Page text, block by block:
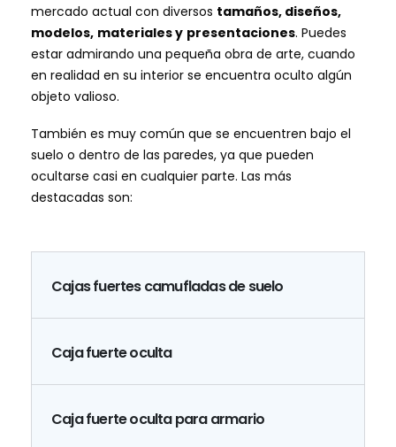
mercado actual con diversos tamaños, diseños,
modelos, materiales y presentaciones. Puedes
estar admirando una pequeña obra de arte, cuando
en realidad en su interior se encuentra oculto algún
objeto valioso.
También es muy común que se encuentren bajo el
suelo o dentro de las paredes, ya que pueden
ocultarse casi en cualquier parte. Las más
destacadas son:
Cajas fuertes camufladas de suelo
Caja fuerte oculta
Caja fuerte oculta para armario